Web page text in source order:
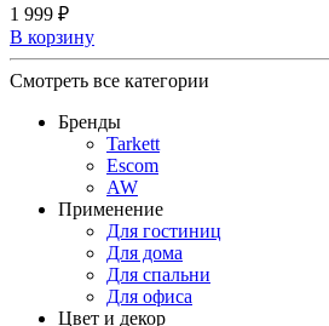
1 999 ₽
В корзину
Смотреть все категории
Бренды
Tarkett
Escom
AW
Применение
Для гостиниц
Для дома
Для спальни
Для офиса
Цвет и декор